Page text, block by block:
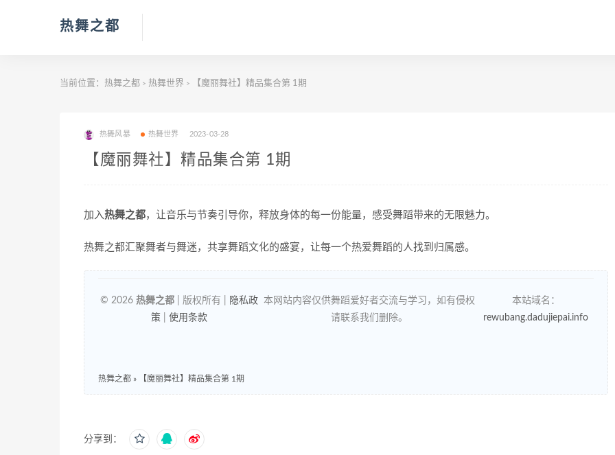
热舞之都
当前位置： 热舞之都 > 热舞世界 > 【魔丽舞社】精品集合第 1期
热舞风暴 热舞世界 2023-03-28
【魔丽舞社】精品集合第 1期
加入热舞之都，让音乐与节奏引导你，释放身体的每一份能量，感受舞蹈带来的无限魅力。
热舞之都汇聚舞者与舞迷，共享舞蹈文化的盛宴，让每一个热爱舞蹈的人找到归属感。
© 2026 热舞之都| 版权所有 |
隐私政
策
使用条款
本网站内容仅供舞蹈爱好者交流与学习，如有侵权
请联系我们删除。
本站域名：
rewubang.dadujiepai.info
热舞之都 » 【魔丽舞社】精品集合第 1期
分享到：